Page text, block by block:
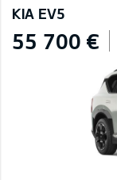
KIA EV5
55 700 €